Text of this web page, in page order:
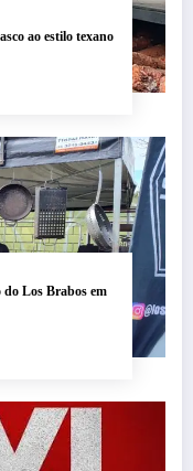
ao estilo texano
do Los Brabos em